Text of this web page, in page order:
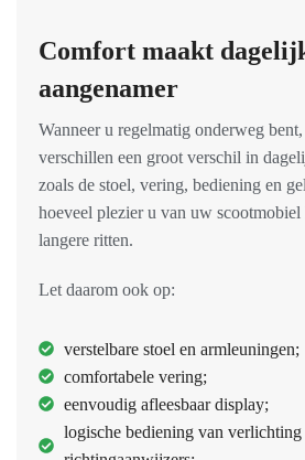
Comfort maakt
aangenamer
Wanneer u regelmatig onderweg
verschillen een groot verschil in
zoals de stoel, vering, bediening en
hoeveel plezier u van uw
langere ritten.
Let daarom ook op:
verstelbare stoel en armleuningen;
comfortabele vering;
eenvoudig afleesbaar display;
logische bediening van verlichting